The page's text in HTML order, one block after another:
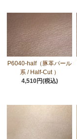
P6040-half（豚革パール
系 / Half-Cut ）
4,510円(税込)